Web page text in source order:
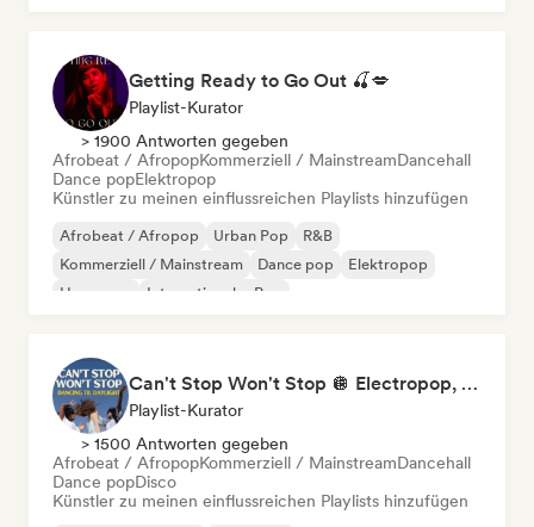
Getting Ready to Go Out 🍒💋
Playlist-Kurator
> 1900 Antworten gegeben
Afrobeat / AfropopKommerziell / MainstreamDancehall
Dance popElektropop
Künstler zu meinen einflussreichen Playlists hinzufügen
Afrobeat / Afropop Urban Pop
R&B
Kommerziell / Mainstream
Dance pop
Elektropop
Hyperpop
Internationaler Pop
Can't Stop Won't Stop 🪩 Electropop, Dance-Pop & Nu Disco
Playlist-Kurator
> 1500 Antworten gegeben
Afrobeat / AfropopKommerziell / MainstreamDancehall
Dance popDisco
Künstler zu meinen einflussreichen Playlists hinzufügen